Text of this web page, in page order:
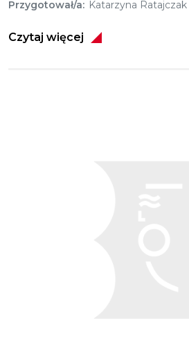
Przygotował/a Katarzyna Ratajczak
Czytaj więcej